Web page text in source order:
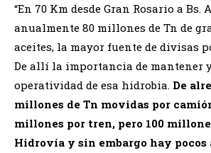
“En 70 Km desde Gran Rosario a Bs.
anualmente 80 millones de Tn de
aceites, la mayor fuente de divisas
De allí la importancia de mantener
operatividad de esa hidrobia. De
millones de Tn movidas por
millones por tren, pero 100
Hidrovía y sin embargo hay pocos